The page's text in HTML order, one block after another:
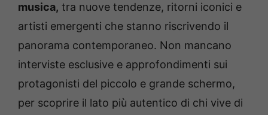
musica, tra nuove tendenze, ritorni iconici e
artisti emergenti che stanno riscrivendo il
panorama contemporaneo. Non mancano
interviste esclusive e approfondimenti sui
protagonisti del piccolo e grande schermo,
per scoprire il lato più autentico di chi vive di